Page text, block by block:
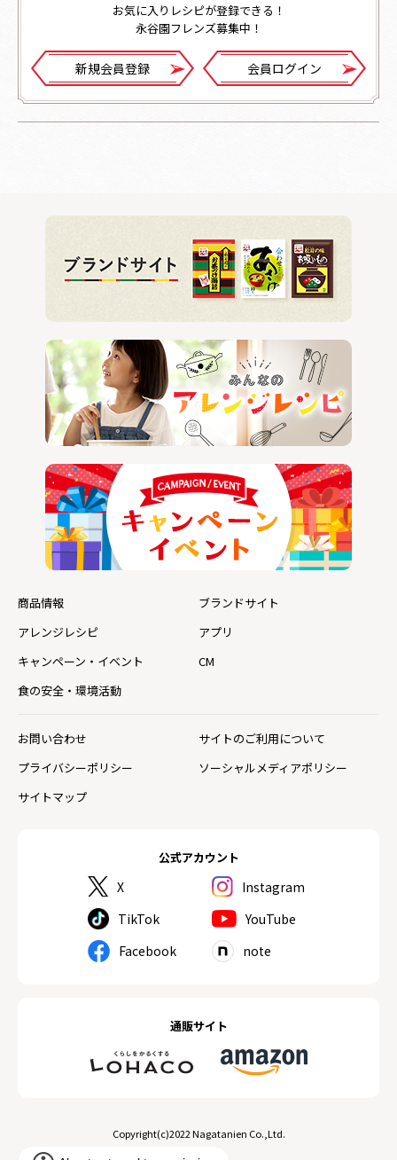
お気に入りレシピが登録できる！
永谷園フレンズ募集中！
新規会員登録 会員ログイン
公式アカウント
X
Instagram
TikTok
YouTube
Facebook
note
通販サイト
商品情報
ブランドサイト
アレンジレシピ
アプリ
キャンペーン・イベント
CM
食の安全・環境活動
お問い合わせ
サイトのご利用について
プライバシーポリシー
ソーシャルメディアポリシー
サイトマップ
Copyright(c)2022 Nagatanien Co.,Ltd.